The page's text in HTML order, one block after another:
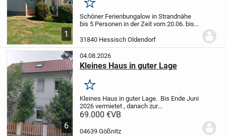
1
Merken
Schöner Ferienbungalow in Strandnähe
bis 5 Personen in der Zeit vom 20.06. bis
31840 Hessisch Oldendorf
6
04.08.2026
Kleines Haus in guter Lage
Merken
Kleines Haus in guter Lage. Bis Ende Juni
2026 vermietet , danach zur
Neuvermietung oder Selbstbezug
Haus nähe VW-Werk. Schönes kleines
69.000 €VB
04639 Gößnitz